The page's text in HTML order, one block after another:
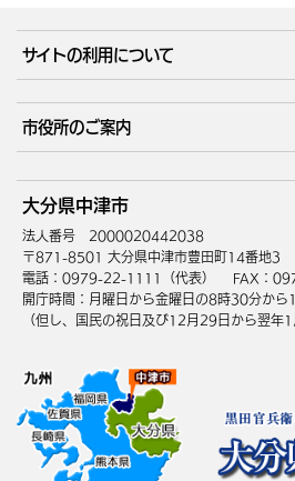
サイトの利用について
サイトマップ
市役所のご案内
庁舎地図 組織
中津市へのアクセス
大分県中津市
法人番号 2000020442038
〒871-8501 大分県中津市豊田町14番地3
電話：0979-22-1111（代表）
FAX：
開庁時間：月曜日から金曜日の8時30分か
（但し、国民の祝日及び12月29日から翌年1